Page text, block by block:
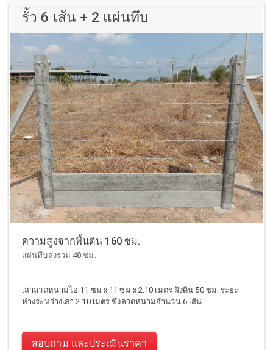
รั้ว 6 เส้น + 2 แผ่นทึบ
ความสูงจากพื้นดิน 160 ซม.
แผ่นทึบสูงรวม 40 ซม.
เสาลวดหนามไอ 11 ซม x 11 ซม x 2.10 เมตร ฝังดิน 50 ซม. ระยะ
ห่างระหว่างเสา 2.10 เมตร ขึงลวดหนามจำนวน 6 เส้น
สอบถาม และประเมินราคา